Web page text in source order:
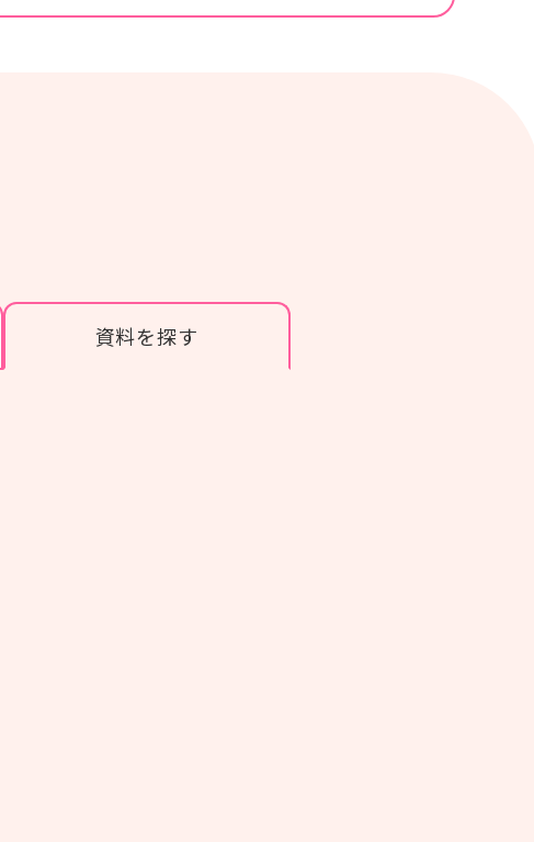
カタログ・使い方ガイド
資料を探す